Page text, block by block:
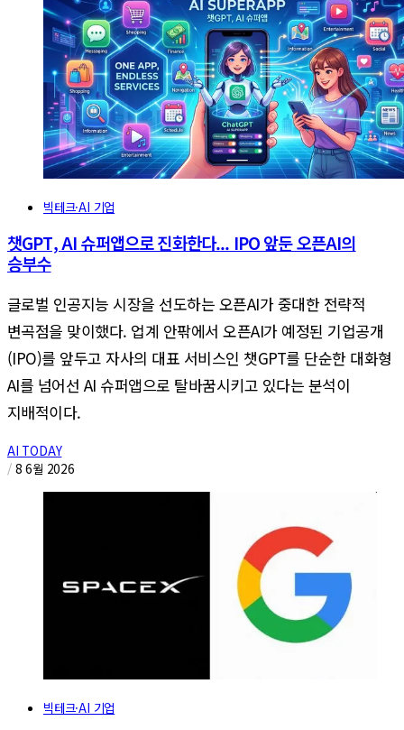
빅테크·AI 기업
챗GPT, AI 슈퍼앱으로 진화한다... IPO 앞둔 오픈AI의
승부수
글로벌 인공지능 시장을 선도하는 오픈AI가 중대한 전략적
변곡점을 맞이했다. 업계 안팎에서 오픈AI가 예정된 기업공개
(IPO)를 앞두고 자사의 대표 서비스인 챗GPT를 단순한 대화형
AI를 넘어선 AI 슈퍼앱으로 탈바꿈시키고 있다는 분석이
지배적이다.
AI TODAY
/ 8 6월 2026
빅테크·AI 기업